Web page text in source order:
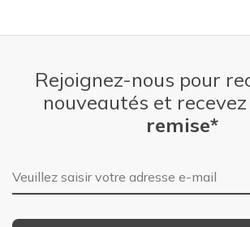
Rejoignez-nous pour
nouveautés et recevez
remise*
Adresse e-mail